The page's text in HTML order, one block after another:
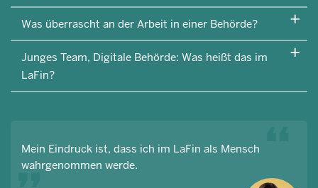
Was überrascht an der Arbeit in einer Behörde?
Junges Team, Digitale Behörde: Was heißt das im
LaFin?
Mein Eindruck ist, dass ich im LaFin als Mensch
wahrgenommen werde.